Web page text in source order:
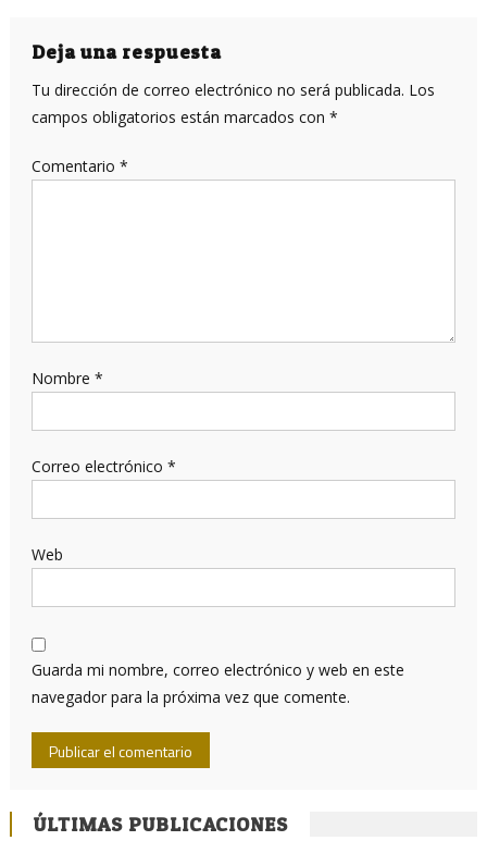
entradas
Deja una respuesta
Tu dirección de correo electrónico no será publicada. Los
campos obligatorios están marcados con *
Comentario *
Nombre *
Correo electrónico *
Web
Guarda mi nombre, correo electrónico y web en este
navegador para la próxima vez que comente.
ÚLTIMAS PUBLICACIONES